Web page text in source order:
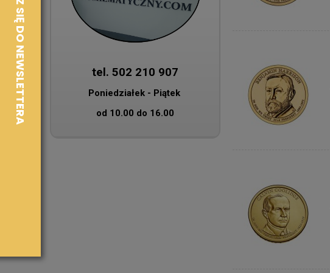
tel. 502 210 907
Poniedziałek - Piątek
od 10.00 do 16.00